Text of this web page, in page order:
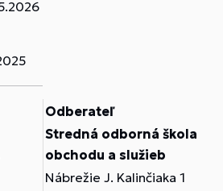
Odberateľ
Stredná odborná škola
obchodu a služieb
Nábrežie J. Kalinčiaka 1